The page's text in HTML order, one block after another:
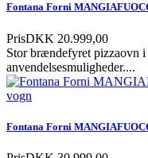
Fontana Forni
PrisDKK 20.999,00
Stor brændefyret pizzaovn
anvendelsesmuligheder....
Fontana Forni